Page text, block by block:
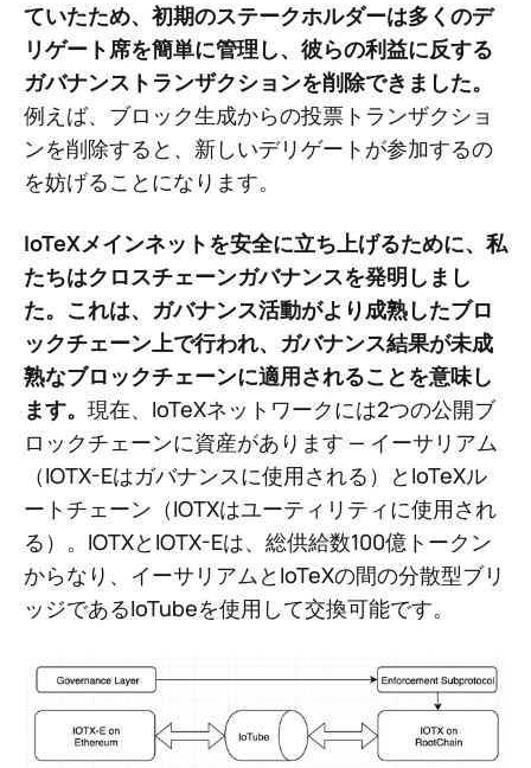
ていたため、初期のステークホルダーは多くのデ
リゲート席を簡単に管理し、彼らの利益に反する
ガバナンストランザクションを削除できました。
例えば、ブロック生成からの投票トランザクショ
ンを削除すると、新しいデリゲートが参加するの
を妨げることになります。
IoTeXメインネットを安全に立ち上げるために、私
たちはクロスチェーンガバナンスを発明しまし
た。これは、ガバナンス活動がより成熟したブロ
ックチェーン上で行われ、ガバナンス結果が未成
熟なブロックチェーンに適用されることを意味し
ます。 現在、IoTeXネットワークには2つの公開ブ
ロックチェーンに資産があります — イーサリアム
（IOTX-Eはガバナンスに使用される）とIoTeXル
ートチェーン（IOTXはユーティリティに使用され
る）。IOTXとIOTX-Eは、総供給数100億トークン
からなり、イーサリアムとIoTeXの間の分散型ブリ
ッジであるIoTubeを使用して交換可能です。